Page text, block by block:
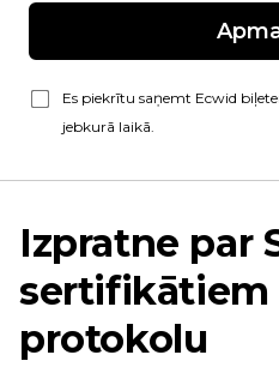
Es piekrītu saņemt Ecwid
jebkurā laikā.
Izpratne par
sertifikātiem
protokolu